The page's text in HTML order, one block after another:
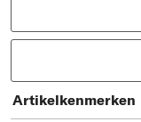
Artikelkenmerken